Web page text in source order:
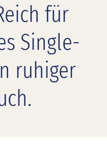
für
Single-
ruhiger